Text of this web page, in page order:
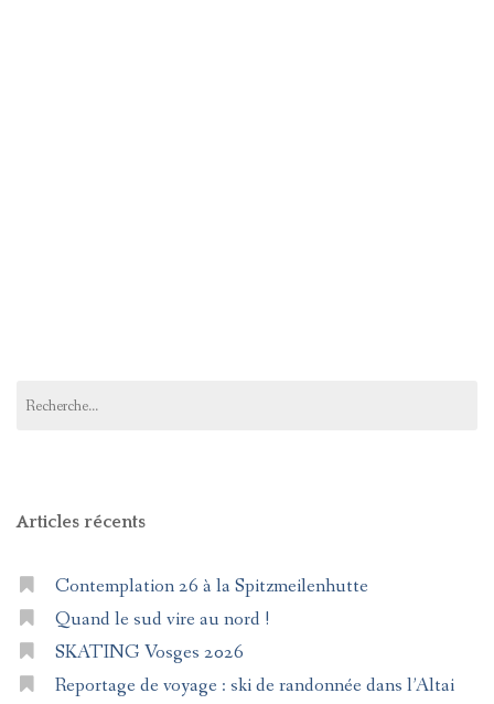
Articles récents
Contemplation 26 à la Spitzmeilenhutte
Quand le sud vire au nord !
SKATING Vosges 2026
Reportage de voyage : ski de randonnée dans l’Altai